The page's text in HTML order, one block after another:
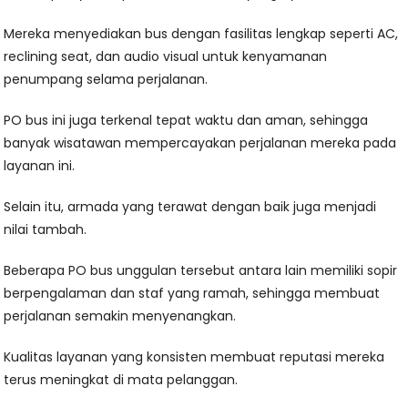
Mereka menyediakan bus dengan fasilitas lengkap seperti AC,
reclining seat, dan audio visual untuk kenyamanan
penumpang selama perjalanan.
PO bus ini juga terkenal tepat waktu dan aman, sehingga
banyak wisatawan mempercayakan perjalanan mereka pada
layanan ini.
Selain itu, armada yang terawat dengan baik juga menjadi
nilai tambah.
Beberapa PO bus unggulan tersebut antara lain memiliki sopir
berpengalaman dan staf yang ramah, sehingga membuat
perjalanan semakin menyenangkan.
Kualitas layanan yang konsisten membuat reputasi mereka
terus meningkat di mata pelanggan.